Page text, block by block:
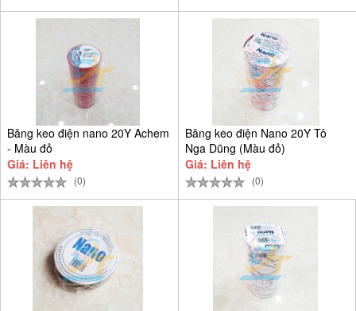
Băng keo điện nano 20Y Achem
- Màu đỏ
Giá: Liên hệ
(0)
Băng keo điện Nano 20Y Tô
Nga Dũng (Màu đỏ)
Giá: Liên hệ
(0)